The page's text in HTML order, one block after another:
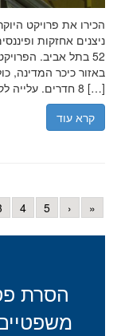
8 חדרים. עלייה לקרקע צפויה במאי 2026 עם ליווי […]
קרא עוד
4 5 › »
הסרת
משפטיים